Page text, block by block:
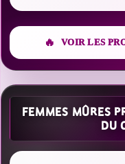
VOIR LES
FEMMES MÛRES
DU